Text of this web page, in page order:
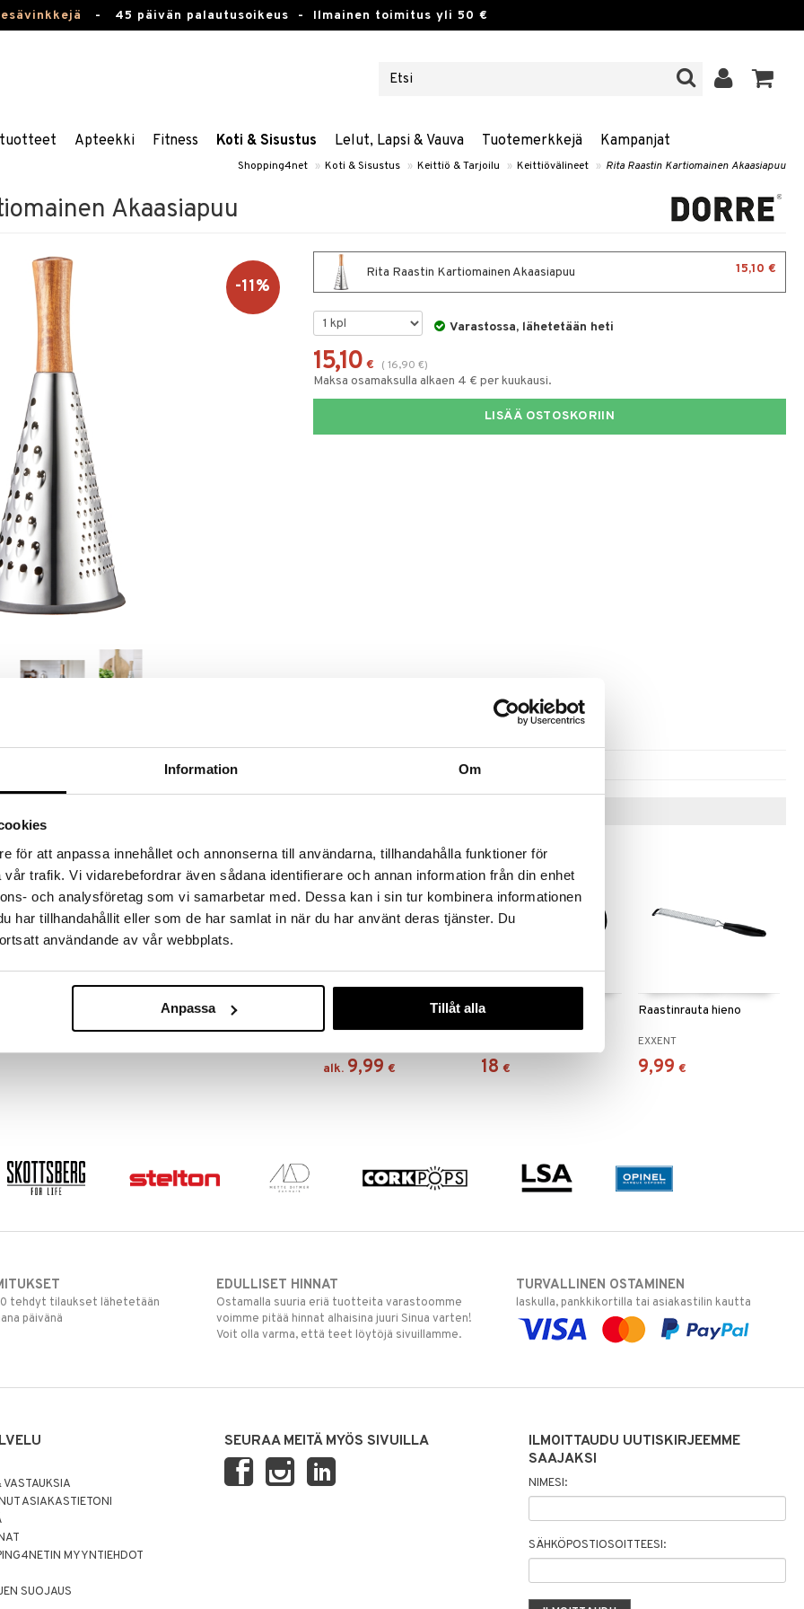
Information Om
för att anpassa innehållet och annonserna till användarna, tillhandahålla funktioner för
trafik. Vi vidarebefordrar även sådana identifierare och annan information från din enhet
och analysföretag som vi samarbetar med. Dessa kan i sin tur kombinera informationen
har tillhandahållit eller som de har samlat in när du har använt deras tjänster. Du
användande av vår webbplats.
Anpassa Tillåt alla
- 45 päivän palautusoikeus - Ilmainen toimitus yli 50 €
Apteekki Fitness Koti & Sisustus Lelut, Lapsi & Vauva Tuotemerkkejä Kampanjat
Shopping4net » Koti & Sisustus » Keittiö & Tarjoilu » Keittiövälineet » Rita Raastin Kartiomainen Akaasiapuu
Akaasiapuu
-11%
Rita Raastin Kartiomainen Akaasiapuu 15,10 €
Varastossa, lähetetään heti
15,10 € ( 16,90 €)
Maksa osamaksulla alkaen 4 € per kuukausi.
LISÄÄ OSTOSKORIIN
KERRO YSTÄVÄLLE
tehdä löytöjä suuresta ALEstamme. Juuri
suuren valikoiman jännittäviä tuotteita
hinnoilla!
31.8.2026 asti mutta ole nopea -
voivat päästä loppumaan!
ale-löydöt »
kartiomainen, korkeus 27 cm.
alk. 9,99 €
PARMENIDE
Raastinrauta
18 €
Raastinrauta hieno
EXXENT
9,99 €
tehdyt tilaukset lähetetään
päivänä
EDULLISET HINNAT
Ostamalla suuria eriä tuotteita varastoomme
voimme pitää hinnat alhaisina juuri Sinua varten!
Voit olla varma, että teet löytöjä sivuillamme.
TURVALLINEN OSTAMINEN
laskulla, pankkikortilla tai asiakastilin kautta
ASIAKASTIETONI
MYYNTIEHDOT
SUOJAUS
SEURAA MEITÄ MYÖS SIVUILLA
ILMOITTAUDU UUTISKIRJEEMME
SAAJAKSI
NIMESI:
SÄHKÖPOSTIOSOITTEESI: